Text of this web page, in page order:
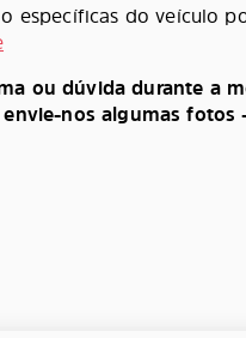
específicas do veículo
ou dúvida durante a
nos algumas fotos